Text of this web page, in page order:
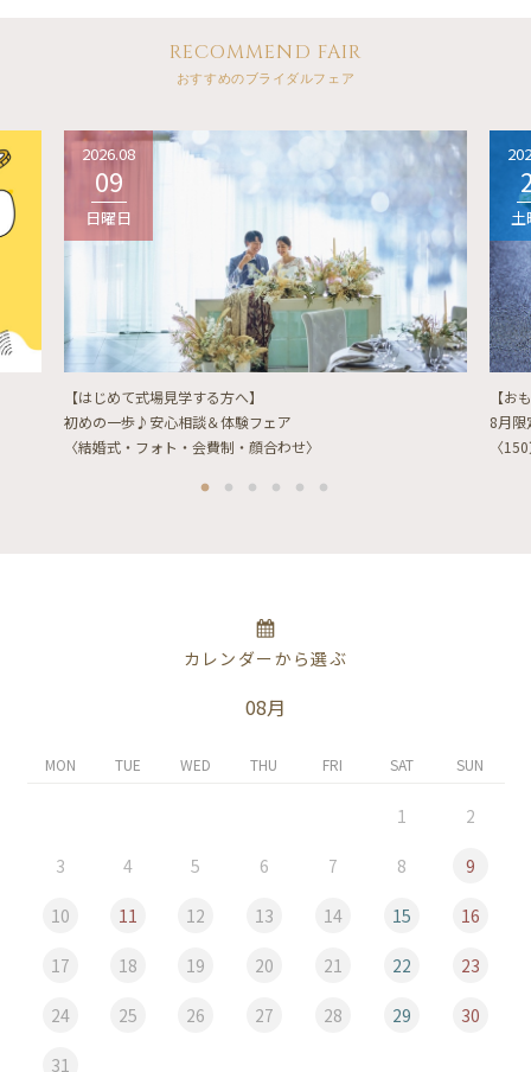
RECOMMEND FAIR
おすすめのブライダルフェア
2026.08
09
日曜日
【はじめて式場見学する方へ】
初めの一歩♪安心相談＆体験フェア
〈結婚式・フォト・会費制・顔合わせ〉
土
【お
8月限
〈
カレンダーから選ぶ
08月
MON TUE WED THU FRI SAT SUN
1 2
3 4 5 6 7 8 9
10 11 12 13 14 15 16
17 18 19 20 21 22 23
24 25 26 27 28 29 30
31